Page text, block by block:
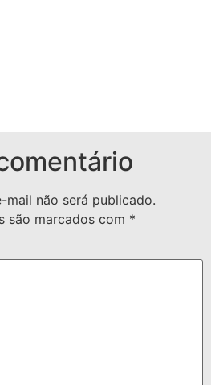
mail não será publicado.
são marcados com *